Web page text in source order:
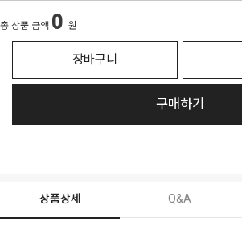
총 상품 금액 0 원
장바구니
구매하기
상품상세 Q&A